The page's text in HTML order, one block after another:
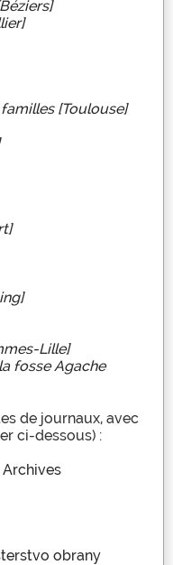
[Toulouse]
Lille]
fosse Agache
de journaux, avec
ci-dessous) :
obrany